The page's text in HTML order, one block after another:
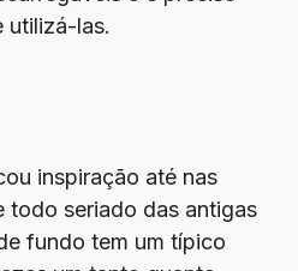
utilizá-las.
inspiração até nas
todo seriado das antigas
fundo tem um típico